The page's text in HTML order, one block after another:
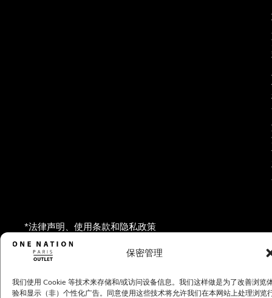
保密管理
我们使用 Cookie 等技术来存储和/或访问设备信息。我们这样做是为了改善浏览
验和显示（非）个性化广告。同意使用这些技术将允许我们在本网站上处理浏览
*法律声明、使用条款和隐私政策
1 rue du président J.F Kennedy
01 72 87 90 11